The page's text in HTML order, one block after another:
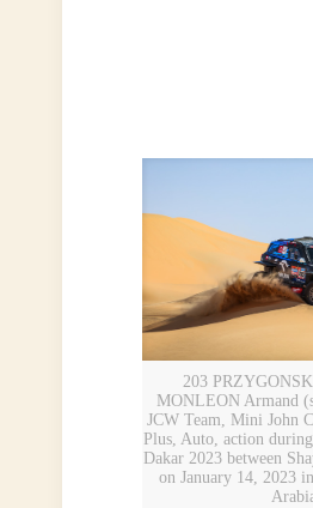
203
MONLEON Armand
JCW Team, Mini John
Plus, Auto, action
Dakar 2023 between
on January 14, 2023